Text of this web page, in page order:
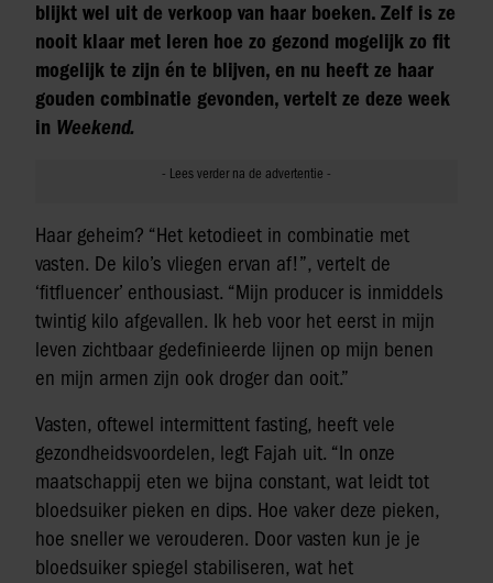
blijkt wel uit de verkoop van haar boeken. Zelf is ze
nooit klaar met leren hoe zo gezond mogelijk zo fit
mogelijk te zijn én te blijven, en nu heeft ze haar
gouden combinatie gevonden, vertelt ze deze week
in Weekend.
Haar geheim? “Het ketodieet in combinatie met
vasten. De kilo’s vliegen ervan af!”, vertelt de
‘fitfluencer’ enthousiast. “Mijn producer is inmiddels
twintig kilo afgevallen. Ik heb voor het eerst in mijn
leven zichtbaar gedefinieerde lijnen op mijn benen
en mijn armen zijn ook droger dan ooit.”
Vasten, oftewel intermittent fasting, heeft vele
gezondheidsvoordelen, legt Fajah uit. “In onze
maatschappij eten we bijna constant, wat leidt tot
bloedsuiker pieken en dips. Hoe vaker deze pieken,
hoe sneller we verouderen. Door vasten kun je je
bloedsuiker spiegel stabiliseren, wat het